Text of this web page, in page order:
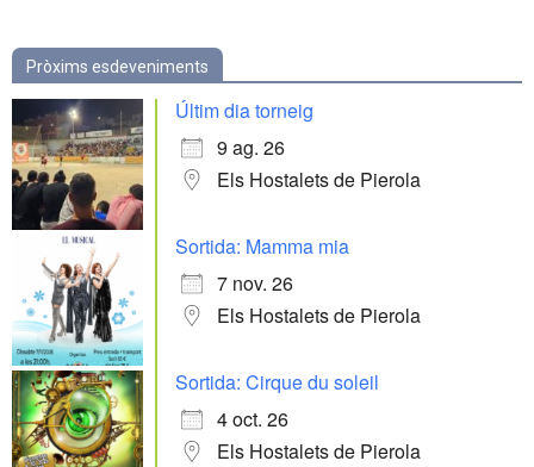
Pròxims esdeveniments
Últim dia torneig
9 ag. 26
Els Hostalets de Pierola
Sortida: Mamma mia
7 nov. 26
Els Hostalets de Pierola
Sortida: Cirque du soleil
4 oct. 26
Els Hostalets de Pierola